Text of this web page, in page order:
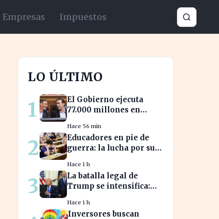
Empresas Impuestos
LO ÚLTIMO
1
El Gobierno ejecuta
77.000 millones en
prorrogados,
desbordando el año 2025
Hace 56 min
2
Educadores en pie de
guerra: la lucha por sus
hoy
Hace 1 h
3
La batalla legal de
Trump se intensifica:
sus finanzas
Hace 1 h
Inversores buscan